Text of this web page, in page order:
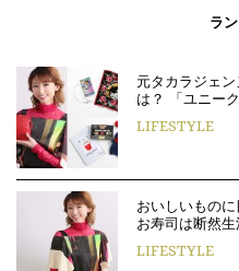
ラ
元タカラジェ
は？ 「ユニー
LIFESTYLE
おいしいもの
お寿司は断然
LIFESTYLE